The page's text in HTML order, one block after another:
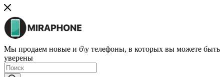
Мы продаем новые и б\у телефоны, в которых вы можете быть
уверены